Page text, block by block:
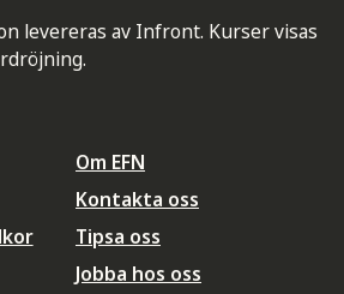
levereras av Infront. Kurser visas
Om EFN
Kontakta oss
Tipsa oss
Jobba hos oss